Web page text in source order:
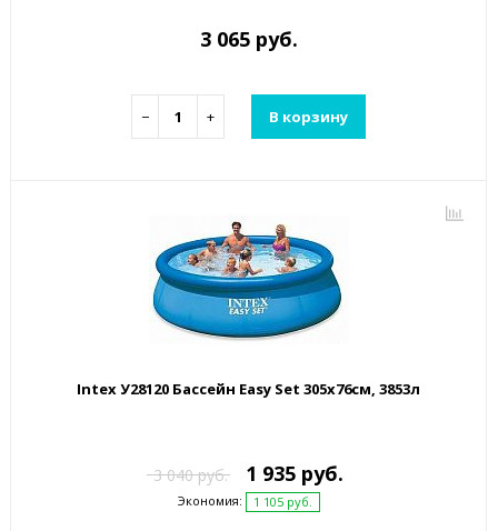
3 065 руб.
− + В корзину
Intex У28120 Бассейн Easy Set 305х76см, 3853л
3 040 руб. 1 935 руб.
Экономия: 1 105 руб.